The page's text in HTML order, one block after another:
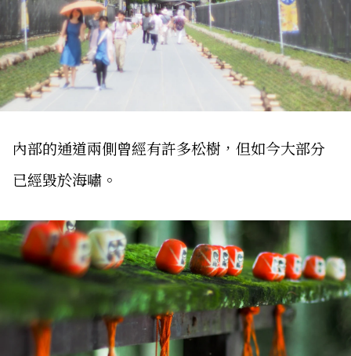
內部的通道兩側曾經有許多松樹，但如今大部分
已經毀於海嘯。